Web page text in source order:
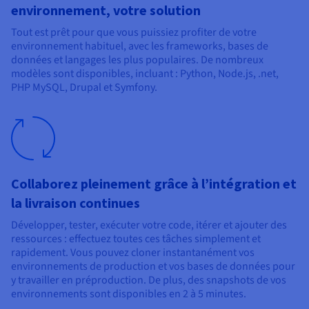
environnement, votre solution
Tout est prêt pour que vous puissiez profiter de votre
environnement habituel, avec les frameworks, bases de
données et langages les plus populaires. De nombreux
modèles sont disponibles, incluant : Python, Node.js, .net,
PHP MySQL, Drupal et Symfony.
Collaborez pleinement grâce à l’intégration et
la livraison continues
Développer, tester, exécuter votre code, itérer et ajouter des
ressources : effectuez toutes ces tâches simplement et
rapidement. Vous pouvez cloner instantanément vos
environnements de production et vos bases de données pour
y travailler en préproduction. De plus, des snapshots de vos
environnements sont disponibles en 2 à 5 minutes.